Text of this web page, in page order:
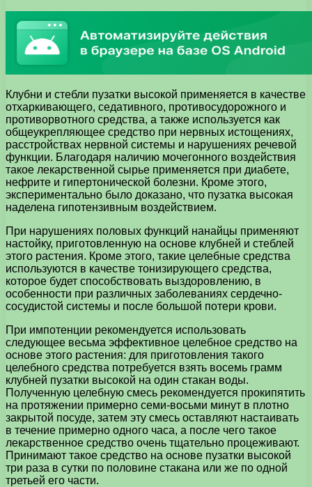
Клубни и стебли пузатки высокой применяется в качестве
отхаркивающего, седативного, противосудорожного и
противорвотного средства, а также используется как
общеукрепляющее средство при нервных истощениях,
расстройствах нервной системы и нарушениях речевой
функции. Благодаря наличию мочегонного воздействия
такое лекарственной сырье применяется при диабете,
нефрите и гипертонической болезни. Кроме этого,
экспериментально было доказано, что пузатка высокая
наделена гипотензивным воздействием.
При нарушениях половых функций нанайцы применяют
настойку, приготовленную на основе клубней и стеблей
этого растения. Кроме этого, такие целебные средства
используются в качестве тонизирующего средства,
которое будет способствовать выздоровлению, в
особенности при различных заболеваниях сердечно-
сосудистой системы и после большой потери крови.
При импотенции рекомендуется использовать
следующее весьма эффективное целебное средство на
основе этого растения: для приготовления такого
целебного средства потребуется взять восемь грамм
клубней пузатки высокой на один стакан воды.
Полученную целебную смесь рекомендуется прокипятить
на протяжении примерно семи-восьми минут в плотно
закрытой посуде, затем эту смесь оставляют настаивать
в течение примерно одного часа, а после чего такое
лекарственное средство очень тщательно процеживают.
Принимают такое средство на основе пузатки высокой
три раза в сутки по половине стакана или же по одной
третьей его части.